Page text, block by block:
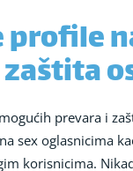
prevara i
sex oglasnicima
korisnicima.